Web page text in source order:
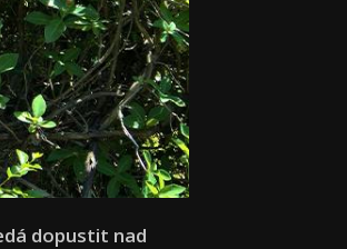
dopustit nad